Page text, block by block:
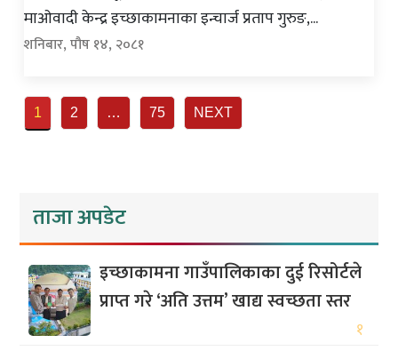
माओवादी केन्द्र इच्छाकामनाका इन्चार्ज प्रताप गुरुङ,...
शनिबार, पौष १४, २०८१
Posts
navigation
1 2 … 75 NEXT
ताजा अपडेट
इच्छाकामना गाउँपालिकाका दुई रिसोर्टले
प्राप्त गरे ‘अति उत्तम’ खाद्य स्वच्छता स्तर
१